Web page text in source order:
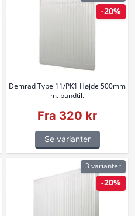
Demrad Type 11/PK1 Højde 500mm
m. bundtil.
Fra 320 kr
Se varianter
-20%
3 varianter
-20%